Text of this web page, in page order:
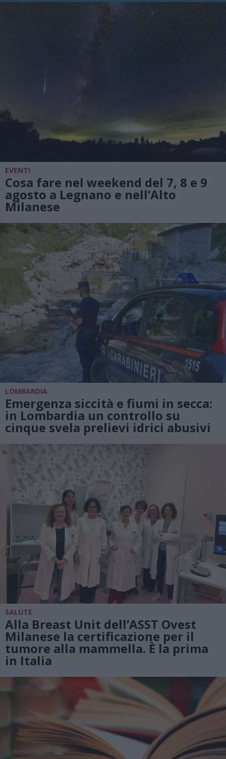
EVENTI
Cosa fare nel weekend del 7, 8 e 9
agosto a Legnano e nell’Alto
Milanese
LOMBARDIA
Emergenza siccità e fiumi in secca:
in Lombardia un controllo su
cinque svela prelievi idrici abusivi
SALUTE
Alla Breast Unit dell’ASST Ovest
Milanese la certificazione per il
tumore alla mammella. È la prima
in Italia